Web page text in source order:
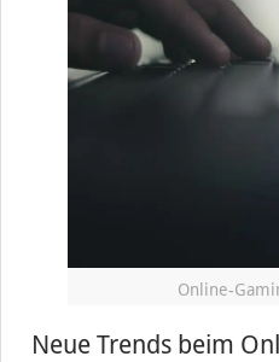
Online-
Neue Trends beim